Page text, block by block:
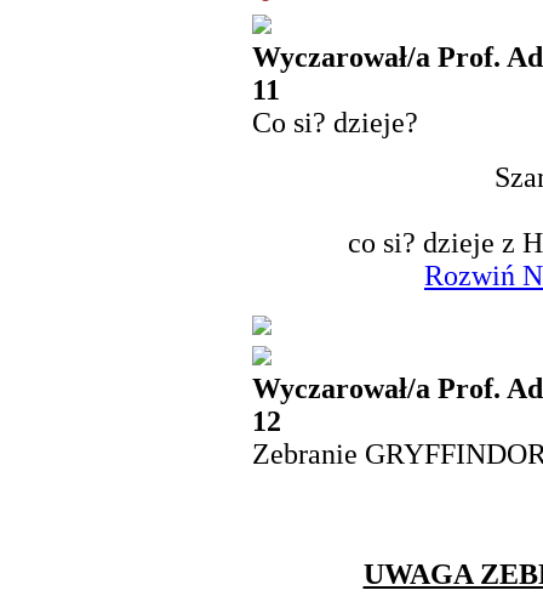
Wyczarował/a Prof.
11
Co si? dzieje?
co si? dzieje z
Rozwiń
Wyczarował/a Prof.
12
Zebranie
UWAGA